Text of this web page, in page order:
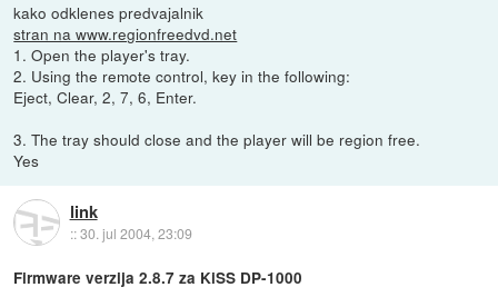
kako odklenes predvajalnik
stran na www.regionfreedvd.net
1. Open the player's tray.
2. Using the remote control, key in the following:
Eject, Clear, 2, 7, 6, Enter.
3. The tray should close and the player will be region free.
Yes
link
::30. jul 2004, 23:09
Firmware verzija 2.8.7 za KiSS DP-1000